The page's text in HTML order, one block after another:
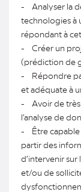
- Analyser la
technologies à
répondant à
- Créer un
(prédiction de
- Répondre
et adéquate à
- Avoir de très
l’analyse de
- Être capable
partir des
d’intervenir
et/ou de